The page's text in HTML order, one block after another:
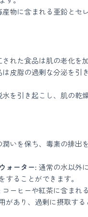
物に含まれる亜鉛とセ
れた食品は肌の老化を
皮脂の過剰な分泌を引
を引き起こし、肌の乾
潤いを保ち、毒素の排出
ォーター: 通常の水以外
することができます。
コーヒーや紅茶に含まれ
があり、過剰に摂取する